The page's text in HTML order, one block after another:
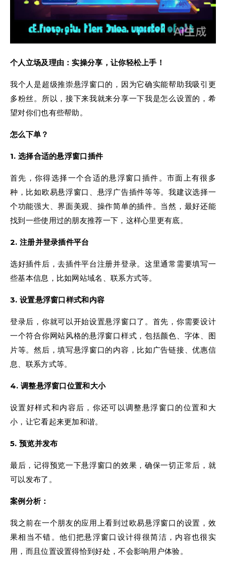
个人立场及理由：实操分享，让你轻松上手！
我个人是超级推崇悬浮窗口的，因为它确实能帮助我吸引更
多粉丝。所以，接下来我就来分享一下我是怎么设置的，希
望对你们也有些帮助。
怎么下单？
1. 选择合适的悬浮窗口插件
首先，你得选择一个合适的悬浮窗口插件。市面上有很多
种，比如欧易悬浮窗口、悬浮广告插件等等。我建议选择一
个功能强大、界面美观、操作简单的插件。当然，最好还能
找到一些使用过的朋友推荐一下，这样心里更有底。
2. 注册并登录插件平台
选好插件后，去插件平台注册并登录。这里通常需要填写一
些基本信息，比如网站域名、联系方式等。
3. 设置悬浮窗口样式和内容
登录后，你就可以开始设置悬浮窗口了。首先，你需要设计
一个符合你网站风格的悬浮窗口样式，包括颜色、字体、图
片等。然后，填写悬浮窗口的内容，比如广告链接、优惠信
息、联系方式等。
4. 调整悬浮窗口位置和大小
设置好样式和内容后，你还可以调整悬浮窗口的位置和大
小，让它看起来更加和谐。
5. 预览并发布
最后，记得预览一下悬浮窗口的效果，确保一切正常后，就
可以发布了。
案例分析：
我之前在一个朋友的应用上看到过欧易悬浮窗口的设置，效
果相当不错。他们把悬浮窗口设计得很简洁，内容也很实
用，而且位置设置得恰到好处，不会影响用户体验。